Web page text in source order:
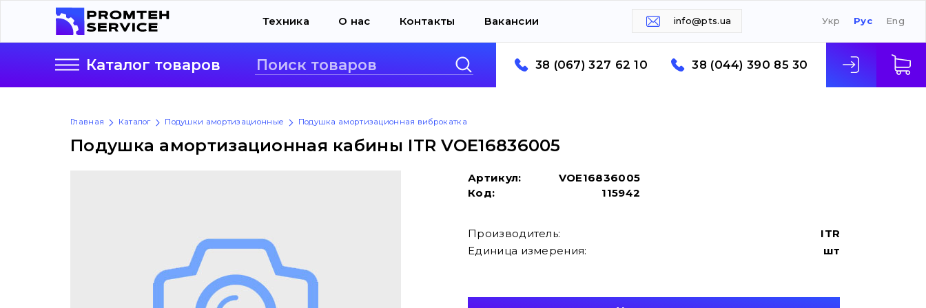
Техника О нас Контакты Вакансии info@pts.ua Укр Рус Eng
Каталог товаров 38 (067) 327 62 10 38 (044) 390 85 30
Главная Каталог Подушки амортизационные Подушка амортизационная виброкатка
Подушка амортизационная кабины ITR VOE16836005
Артикул:
VOE16836005
Код:
115942
Производитель:
ITR
Единица измерения:
шт